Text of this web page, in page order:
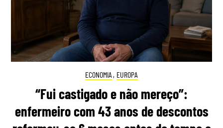
ECONOMIA , EUROPA
“Fui castigado e não mereço”:
enfermeiro com 43 anos de descontos